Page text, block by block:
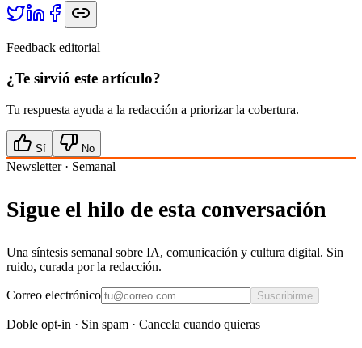
Feedback editorial
¿Te sirvió este artículo?
Tu respuesta ayuda a la redacción a priorizar la cobertura.
Sí No
Newsletter · Semanal
Sigue el hilo de esta conversación
Una síntesis semanal sobre IA, comunicación y cultura digital. Sin
ruido, curada por la redacción.
Correo electrónico Suscribirme
Doble opt-in · Sin spam · Cancela cuando quieras